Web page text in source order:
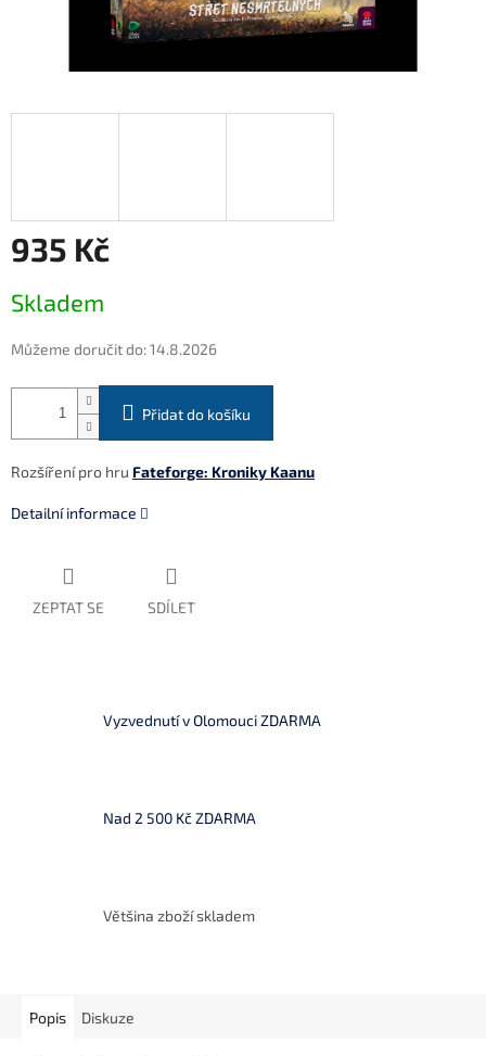
935 Kč
cena:
Skladem
Můžeme doručit do:14.8.2026
Přidat do košíku
Rozšíření pro hru Fateforge: Kroniky Kaanu
Detailní informace
ZEPTAT SE SDÍLET
Vyzvednutí v Olomouci ZDARMA
Nad 2 500 Kč ZDARMA
Většina zboží skladem
Popis Diskuze